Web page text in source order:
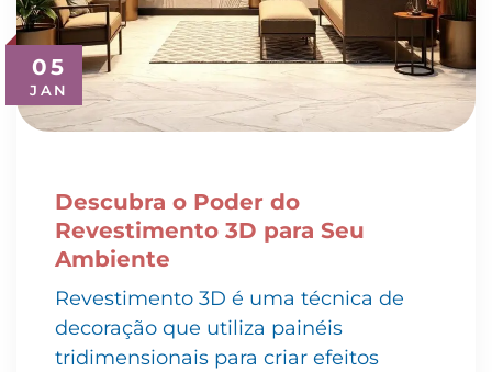
05
JAN
Descubra o Poder do
Revestimento 3D para Seu
Ambiente
Revestimento 3D é uma técnica de
decoração que utiliza painéis
tridimensionais para criar efeitos